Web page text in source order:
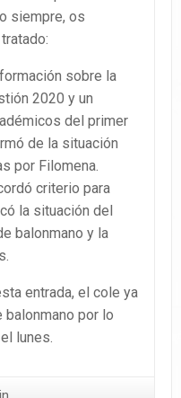
siempre, os
sobre la
2020 y un
del primer
de la situación
por Filomena.
criterio para
la situación del
balonmano y la
entrada, el cole ya
balonmano por lo
lunes.